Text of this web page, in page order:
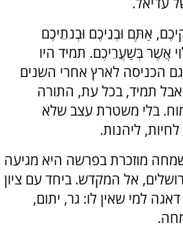
אַתֶּם וּבְנֵיכֶם וּבְנֹתֵיכֶם
אֲשֶׁר בְּשַׁעֲרֵיכֶם. תמיד היו
הכניסה לארץ אחרי השנים
תמיד, בכל עת, התורה
בלי משטרת עצב שלא
ליהנות.
מוזכרת בפרשה היא מגיעה
אל המקדש. ביחד עם ציון
למי שאין לו: גר, יתום,